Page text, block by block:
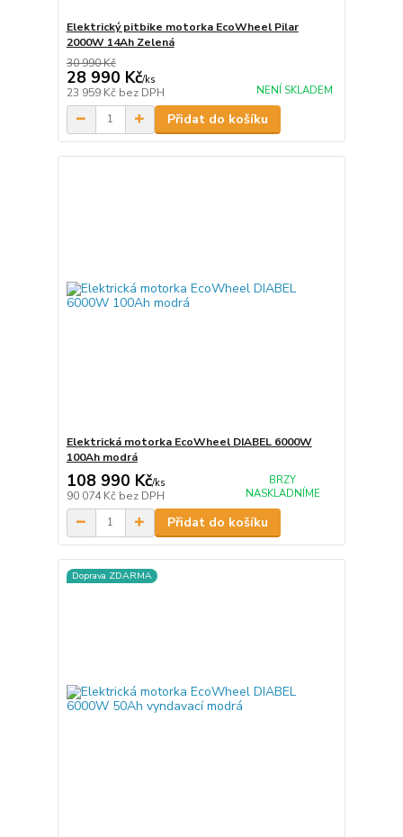
Elektrický pitbike motorka EcoWheel Pilar
2000W 14Ah Zelená
30 990 Kč
28 990 Kč/ks
23 959 Kč bez DPH NENÍ SKLADEM
Přidat do košíku
Elektrická motorka EcoWheel DIABEL 6000W
100Ah modrá
108 990 Kč/ks
90 074 Kč bez DPH
BRZY
NASKLADNÍME
Přidat do košíku
Doprava ZDARMA